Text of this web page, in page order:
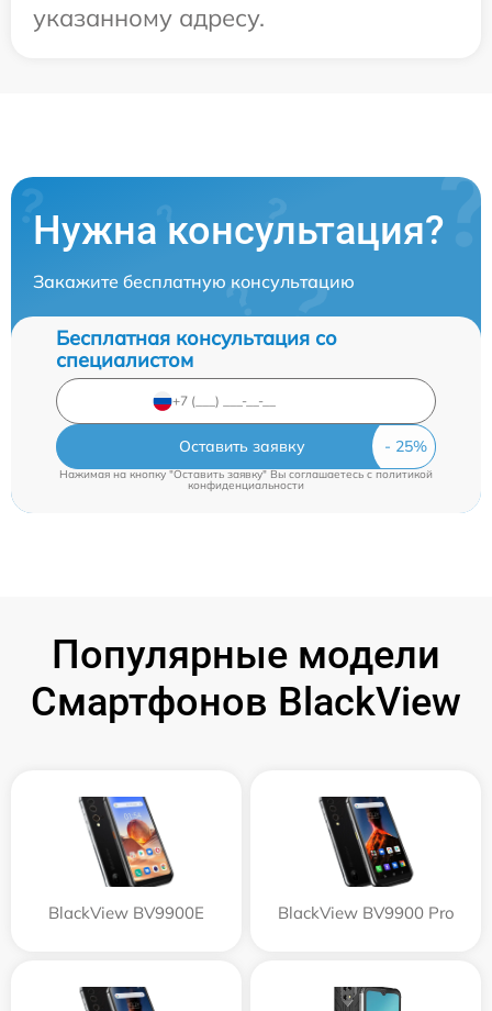
указанному адресу.
Нужна консультация?
Закажите бесплатную консультацию
Бесплатная консультация со
специалистом
Оставить заявку
Нажимая на кнопку "Оставить заявку" Вы соглашаетесь cполитикой
конфиденциальности
Популярные модели
Смартфонов BlackView
BlackView BV9900E BlackView BV9900 Pro